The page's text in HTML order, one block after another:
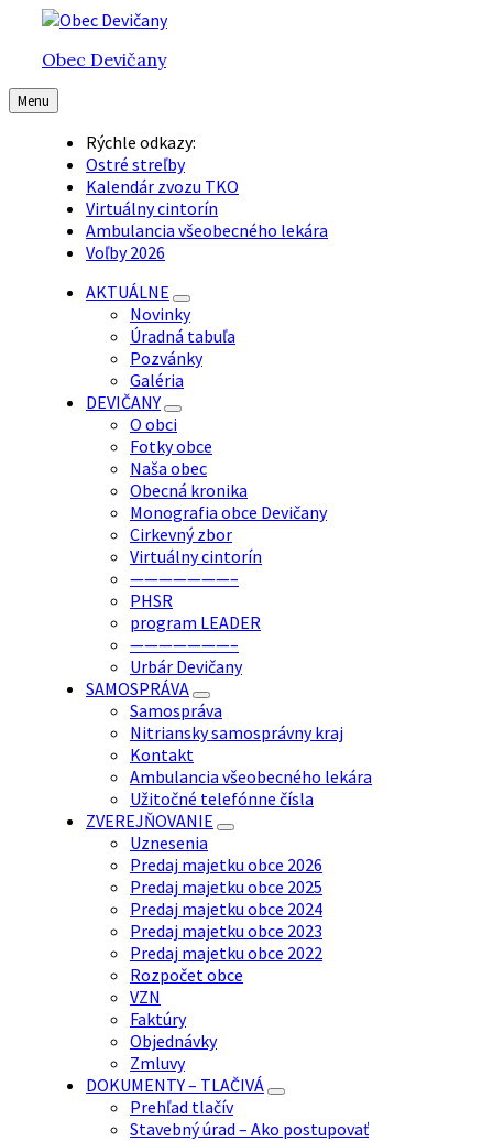
Preskočiť
obsah
Preskočiť
hlavnú
navigáciu
Preskočiť
pätičkuObec Devičany
Menu
Rýchle odkazy:
Ostré streľby
Kalendár zvozu TKO
Virtuálny cintorín
Ambulancia všeobecného lekára
Voľby 2026
AKTUÁLNE
Novinky
Úradná tabuľa
Pozvánky
Galéria
DEVIČANY
O obci
Fotky obce
Naša obec
Obecná kronika
Monografia obce Devičany
Cirkevný zbor
Virtuálny cintorín
———————–
PHSR
program LEADER
———————–
Urbár Devičany
SAMOSPRÁVA
Samospráva
Nitriansky samosprávny kraj
Kontakt
Ambulancia všeobecného lekára
Užitočné telefónne čísla
ZVEREJŇOVANIE
Uznesenia
Predaj majetku obce 2026
Predaj majetku obce 2025
Predaj majetku obce 2024
Predaj majetku obce 2023
Predaj majetku obce 2022
Rozpočet obce
VZN
Faktúry
Objednávky
Zmluvy
DOKUMENTY – TLAČIVÁ
Prehľad tlačív
Stavebný úrad – Ako postupovať